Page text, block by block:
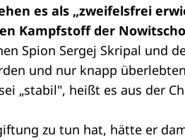
es als „zweifelsfrei
Kampfstoff der
Spion Sergej Skripal und
und nur knapp
„stabil", heißt es aus der
zu tun hat, hätte er